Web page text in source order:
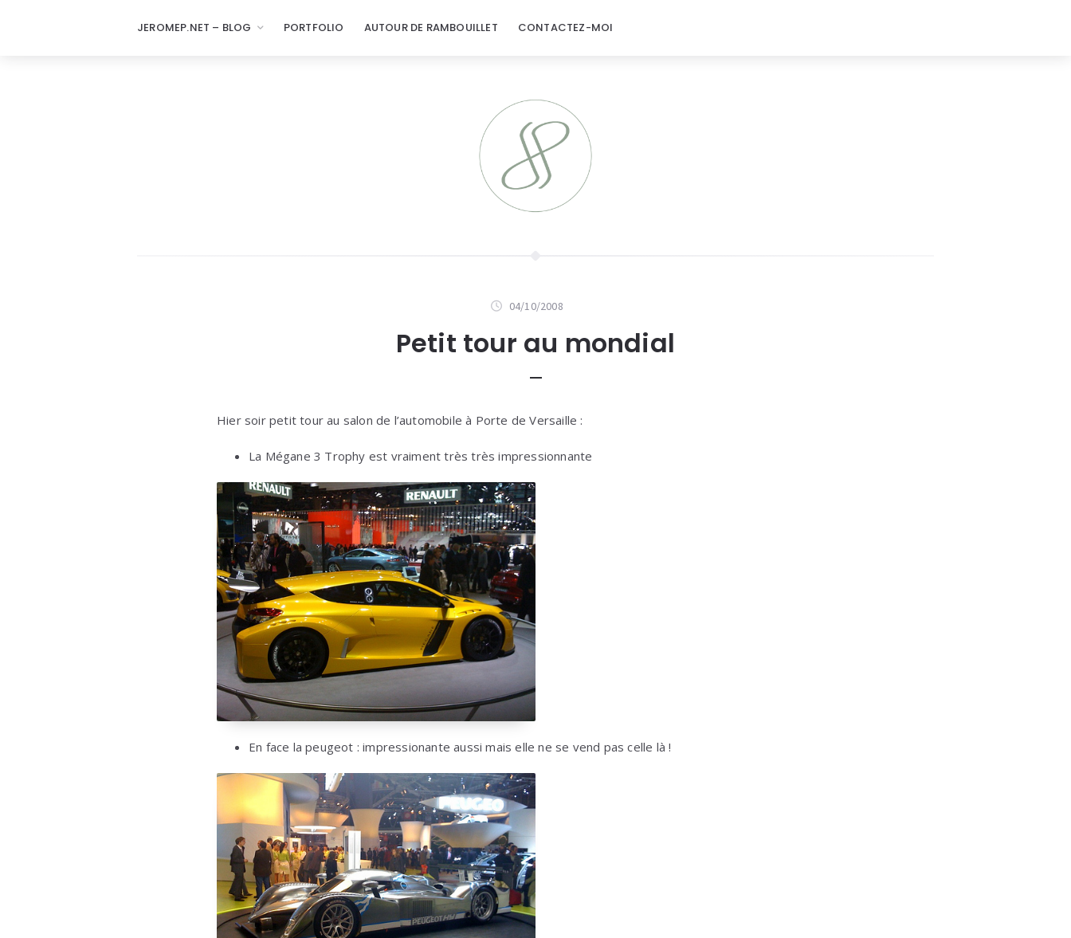
JEROMEP.NET – BLOG PORTFOLIO AUTOUR DE RAMBOUILLET CONTACTEZ-MOI
04/10/2008
Petit tour au mondial
Hier soir petit tour au salon de l’automobile à Porte de Versaille :
La Mégane 3 Trophy est vraiment très très impressionnante
En face la peugeot : impressionante aussi mais elle ne se vend pas celle là !